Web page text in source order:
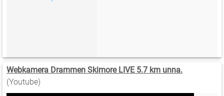
Webkamera Drammen Skimore LIVE 5.7 km unna.
(Youtube)